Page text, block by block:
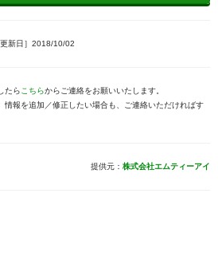
新日］2018/10/02
たら こちらからご連絡をお願いいたします。
情報を追加／修正したい場合も、ご連絡いただければす
提供元： 株式会社エムティーアイ